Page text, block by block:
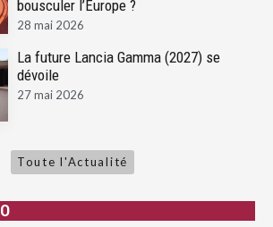
bousculer l’Europe ?
28 mai 2026
La future Lancia Gamma (2027) se
dévoile
27 mai 2026
Toute l'Actualité